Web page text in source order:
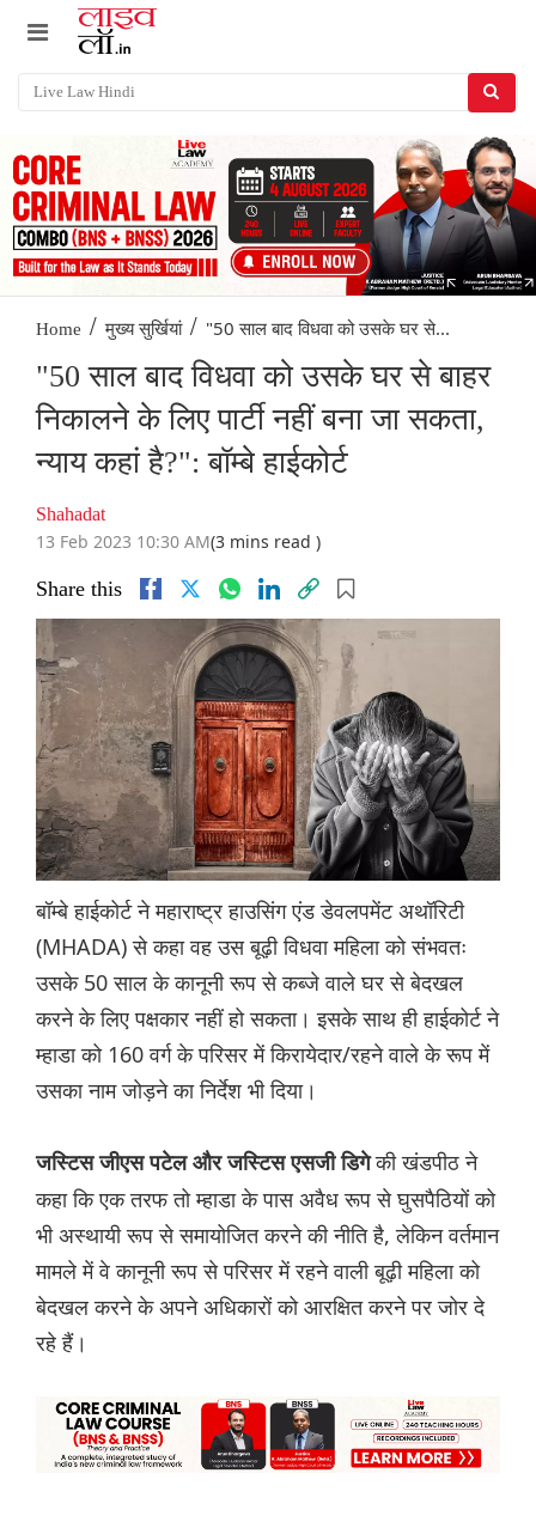
Home / मुख्य सुर्खियां / "50 साल बाद विधवा को उसके घर से...
"50 साल बाद विधवा को उसके घर से बाहर
निकालने के लिए पार्टी नहीं बना जा सकता,
न्याय कहां है?": बॉम्बे हाईकोर्ट
Shahadat
13 Feb 2023 10:30 AM(3 mins read )
Share this
बॉम्बे हाईकोर्ट ने महाराष्ट्र हाउसिंग एंड डेवलपमेंट अथॉरिटी
(MHADA) से कहा वह उस बूढ़ी विधवा महिला को संभवतः
उसके 50 साल के कानूनी रूप से कब्जे वाले घर से बेदखल
करने के लिए पक्षकार नहीं हो सकता। इसके साथ ही हाईकोर्ट ने
म्हाडा को 160 वर्ग के परिसर में किरायेदार/रहने वाले के रूप में
उसका नाम जोड़ने का निर्देश भी दिया।
जस्टिस जीएस पटेल और जस्टिस एसजी डिगेकी खंडपीठ ने
कहा कि एक तरफ तो म्हाडा के पास अवैध रूप से घुसपैठियों को
भी अस्थायी रूप से समायोजित करने की नीति है, लेकिन वर्तमान
मामले में वे कानूनी रूप से परिसर में रहने वाली बूढ़ी महिला को
बेदखल करने के अपने अधिकारों को आरक्षित करने पर जोर दे
रहे हैं।